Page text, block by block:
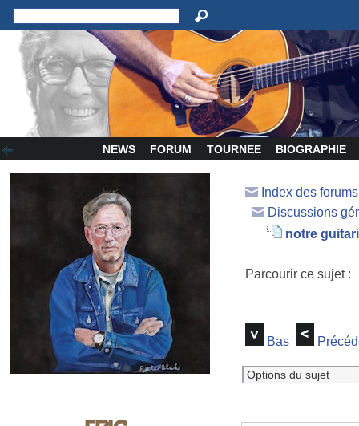
NEWS FORUM TOURNEE BIOGRAPHIE
Index des
Discussions
notre
Parcourir ce sujet
Bas